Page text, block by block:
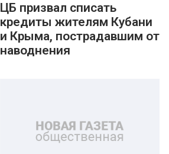
ЦБ призвал списать
кредиты жителям Кубани
и Крыма, пострадавшим от
наводнения